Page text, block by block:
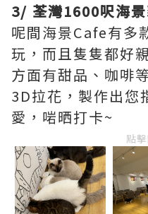
3/ 荃灣1600呎海
呢間海景Cafe有多
玩，而且隻隻都好
方面有甜品、咖啡
3D拉花，製作出您
愛，啱晒打卡~
點